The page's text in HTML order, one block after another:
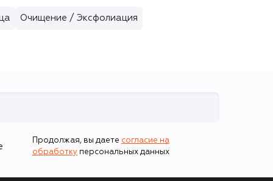
Очищение / Эксфолиация
Продолжая, вы даете согласие на
обработку персональных данных